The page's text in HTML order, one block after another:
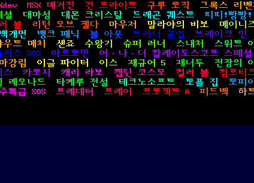
MSX 매거진 건 프라이트 구루 로직 그록스 리벤
셜 대마성 데몬 크리스탈 드래곤 퀘스트 띠띠!빵빵!
볼 리턴 오브 젤다 마우저 말라야의 비보 메이니
개먼 뱅크 패닉 볼 아웃 브라더 공업 브레이크 인
우트 매치 센죠 수왕기 슈퍼 러너 스내처 스위트
스 SOS 아프로만 어·나·더 칼레이도스코프 스페셜
강림 이글 파이터 이스 재규어 5 재너두 전장의
스 카로시 캐리 라보 캡틴 코스모 컬러 볼 컴프티
레오나드 타케루 전설 테크노소프트 토플 집 토피
특급 SOS 프레데터 프레이 프로젝트 A 피드백
하